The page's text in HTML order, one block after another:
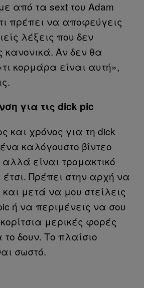
από τα sext του Adam
πρέπει να αποφεύγεις
λέξεις που δεν
κανονικά. Αν δεν θα
κορμάρα είναι αυτή»,
για τις dick pic
και χρόνος για τη dick
καλόγουστο βίντεο
είναι τρομακτικό
έτσι. Πρέπει στην αρχή να
μετά να μου στείλεις
ή να περιμένεις να σου
μερικές φορές
δουν. Το πλαίσιο
σωστό.